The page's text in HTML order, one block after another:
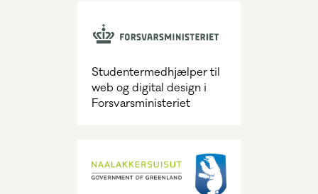
Studentermedhjælper til
web og digital design i
Forsvarsministeriet